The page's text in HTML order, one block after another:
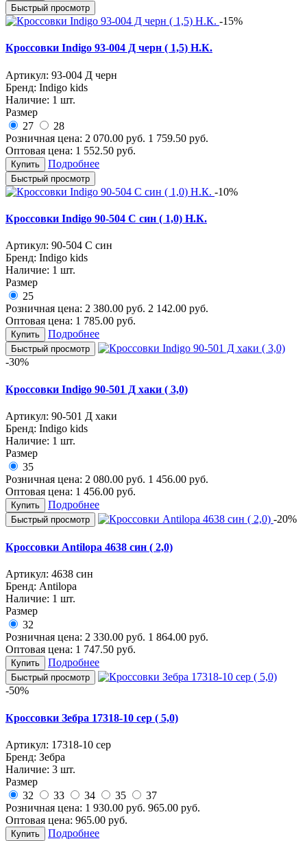
Быстрый просмотр
-15%
Кроссовки Indigo 93-004 Д черн ( 1,5) Н.К.
Артикул: 93-004 Д черн
Бренд: Indigo kids
Наличие: 1 шт.
Размер
27
28
Розничная цена: 2 070.00 руб. 1 759.50 руб.
Оптовая цена: 1 552.50 руб.
Купить Подробнее
Быстрый просмотр
-10%
Кроссовки Indigo 90-504 С син ( 1,0) Н.К.
Артикул: 90-504 С син
Бренд: Indigo kids
Наличие: 1 шт.
Размер
25
Розничная цена: 2 380.00 руб. 2 142.00 руб.
Оптовая цена: 1 785.00 руб.
Купить Подробнее
Быстрый просмотр
-30%
Кроссовки Indigo 90-501 Д хаки ( 3,0)
Артикул: 90-501 Д хаки
Бренд: Indigo kids
Наличие: 1 шт.
Размер
35
Розничная цена: 2 080.00 руб. 1 456.00 руб.
Оптовая цена: 1 456.00 руб.
Купить Подробнее
Быстрый просмотр -20%
Кроссовки Antilopa 4638 син ( 2,0)
Артикул: 4638 син
Бренд: Antilopa
Наличие: 1 шт.
Размер
32
Розничная цена: 2 330.00 руб. 1 864.00 руб.
Оптовая цена: 1 747.50 руб.
Купить Подробнее
Быстрый просмотр
-50%
Кроссовки Зебра 17318-10 сер ( 5,0)
Артикул: 17318-10 сер
Бренд: Зебра
Наличие: 3 шт.
Размер
32
33 34 35
37
Розничная цена: 1 930.00 руб. 965.00 руб.
Оптовая цена: 965.00 руб.
Купить Подробнее